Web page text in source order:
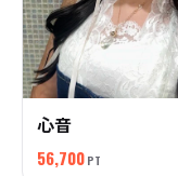
心音
56,700 PT